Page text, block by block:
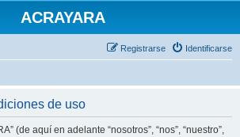
ACRAYARA
Identificarse
Registrarse
de uso
(de aquí en adelante “nosotros”, “nos”, “nuestro”,